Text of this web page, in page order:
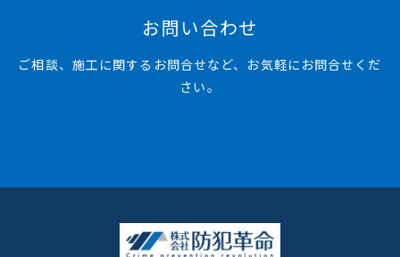
お問い合わせ
ご相談、施工に関するお問合せなど、お気軽にお問合せくだ
さい。